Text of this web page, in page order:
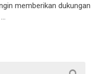
memberikan dukungan